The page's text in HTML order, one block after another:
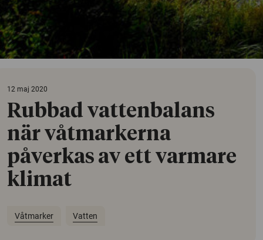
12 maj 2020
Rubbad vattenbalans
när våtmarkerna
påverkas av ett varmare
klimat
Våtmarker Vatten